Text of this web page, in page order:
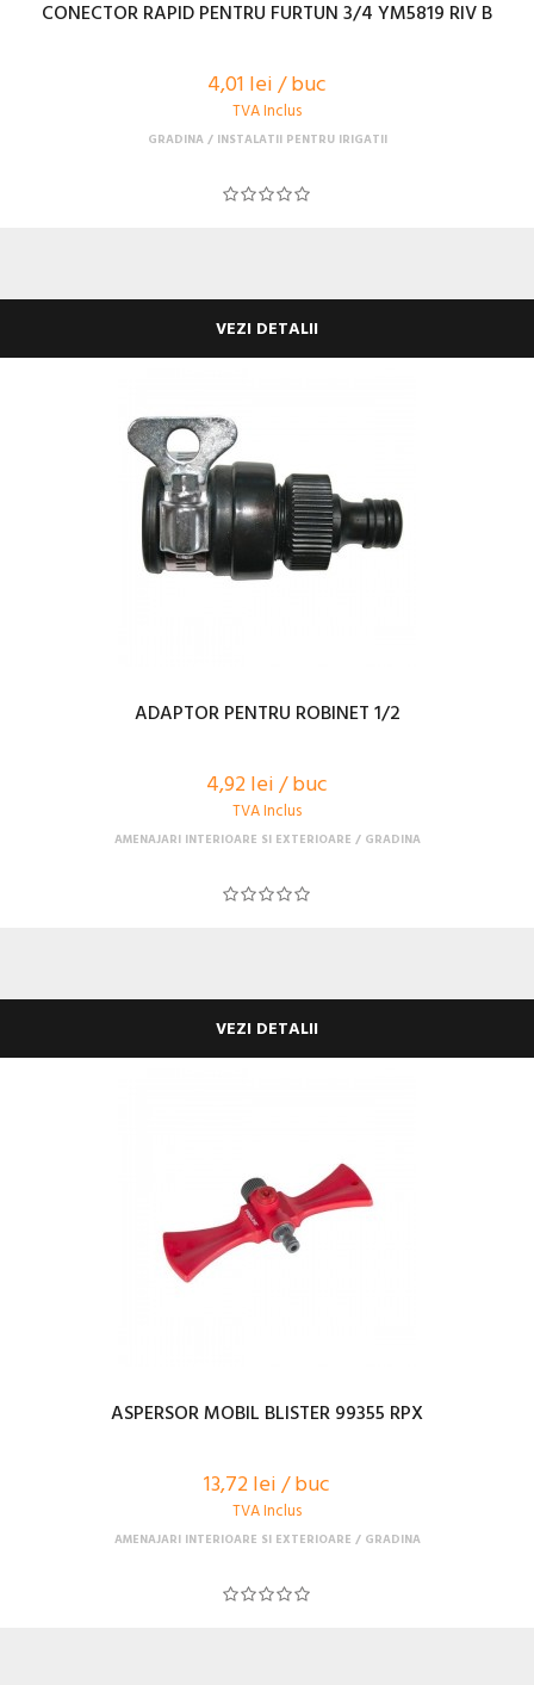
CONECTOR RAPID PENTRU FURTUN 3/4 YM5819 RIV B
4,01 lei / buc
TVA Inclus
GRADINA INSTALATII PENTRU IRIGATII
VEZI DETALII
ADAPTOR PENTRU ROBINET 1/2
4,92 lei / buc
TVA Inclus
AMENAJARI INTERIOARE SI EXTERIOARE GRADINA
VEZI DETALII
ASPERSOR MOBIL BLISTER 99355 RPX
13,72 lei / buc
TVA Inclus
AMENAJARI INTERIOARE SI EXTERIOARE GRADINA